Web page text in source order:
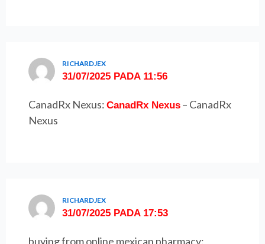
RICHARDJEX
31/07/2025 PADA 11:56
CanadRx Nexus:CanadRx Nexus – CanadRx
Nexus
RICHARDJEX
31/07/2025 PADA 17:53
buying from online mexican pharmacy: